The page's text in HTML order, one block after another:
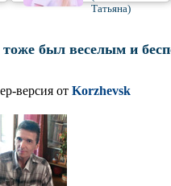
Татьяна)
был веселым и
версия от Korzhevsk